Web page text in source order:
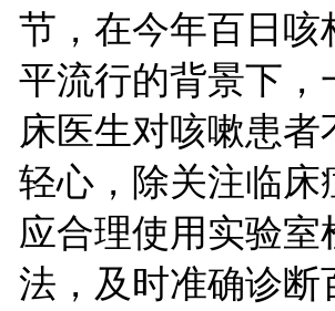
节，在今年百日咳
平流行的背景下，
床医生对咳嗽患者
轻心，除关注临床
应合理使用实验室
法，及时准确诊断